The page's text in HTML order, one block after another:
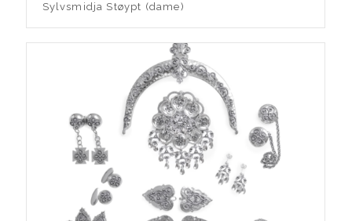
Sylvsmidja Støypt (dame)